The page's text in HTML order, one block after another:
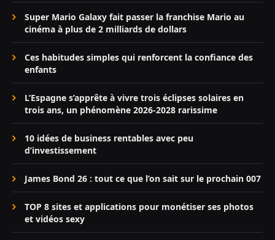
Super Mario Galaxy fait passer la franchise Mario au
cinéma à plus de 2 milliards de dollars
Ces habitudes simples qui renforcent la confiance des
enfants
L’Espagne s’apprête à vivre trois éclipses solaires en
trois ans, un phénomène 2026-2028 rarissime
10 idées de business rentables avec peu
d’investissement
James Bond 26 : tout ce que l’on sait sur le prochain 007
TOP 8 sites et applications pour monétiser ses photos
et vidéos sexy